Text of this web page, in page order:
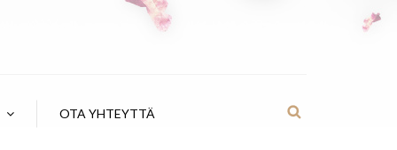
OTA YHTEYTTÄ